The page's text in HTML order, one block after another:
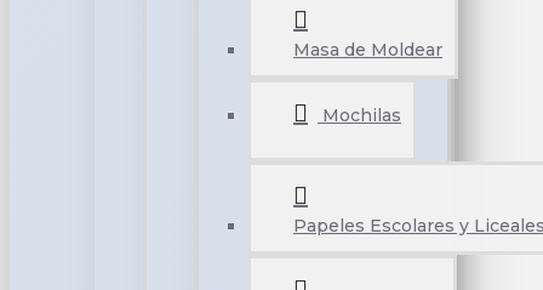
Masa de Moldear
Mochilas
Papeles Escolares y